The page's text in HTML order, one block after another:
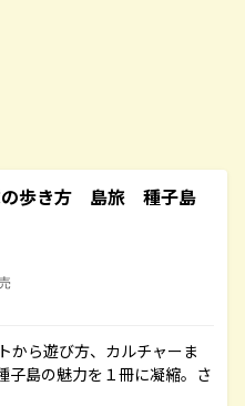
歩き方 島旅 種子島
から遊び方、カルチャーま
子島の魅力を１冊に凝縮。さ